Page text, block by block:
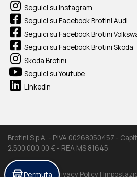
Seguici su Instagram
Seguici su Facebook Brotini Audi
Seguici su Facebook Brotini
Seguici su Facebook Brotini Skoda
Skoda Brotini
Seguici su Youtube
LinkedIn
Brotini S.p.A. - P.IVA 00268050457 -
2.500.000,00 € - REA MS 81645
Cookie Policy | Privacy Policy |
Permuta